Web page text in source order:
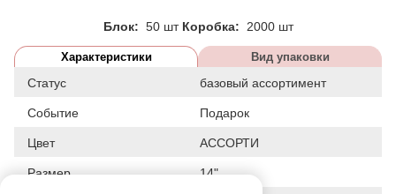
Блок: 50 шт Коробка: 2000 шт
Характеристики Вид упаковки
Статус базовый ассортимент
Событие Подарок
Цвет АССОРТИ
Размер 14"